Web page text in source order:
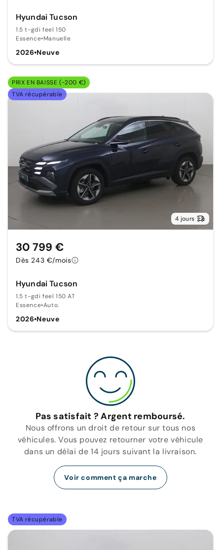
Hyundai Tucson
1.5 t-gdi feel 150
Essence•Manuelle
2026•Neuve
PRIX EN BAISSE (-200 €)
TVA récupérable
4 jours
Hyundai Tucson
1.5 t-gdi feel 150 AT
Essence•Auto.
2026•Neuve
30 799 €
Dès 243 €/mois
Pas satisfait ? Argent remboursé.
Nous offrons un droit de retour sur tous nos
véhicules. Vous pouvez retourner votre véhicule
dans un délai de 14 jours suivant la livraison.
Voir comment ça marche
TVA récupérable